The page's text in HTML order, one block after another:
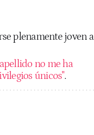
plenamente joven a
no me ha
únicos".